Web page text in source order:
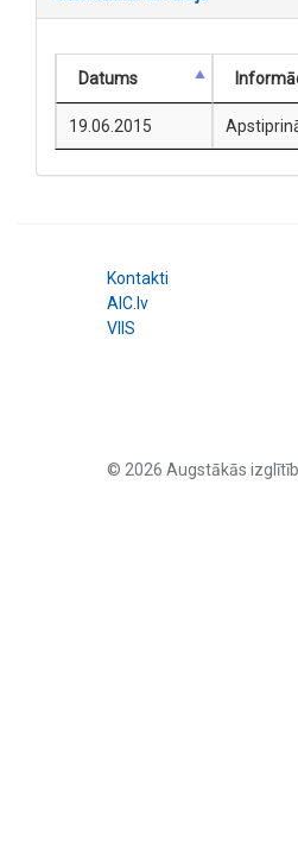
Datums
19.06.2015
Kontakti
AIC.lv
VIIS
© 2026 Augstākās